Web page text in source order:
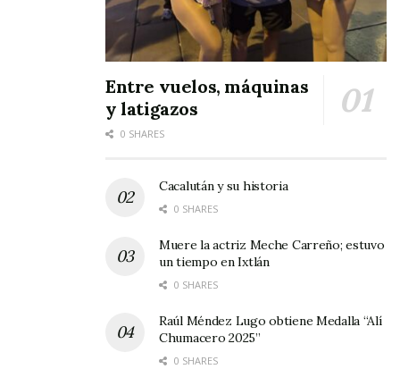
navideño y encendido de luces, este sábado 17,
a partir de las 5:00 de la tarde.
Entre vuelos, máquinas
y latigazos
0 SHARES
Cacalután y su historia
0 SHARES
Muere la actriz Meche Carreño; estuvo
un tiempo en Ixtlán
0 SHARES
Raúl Méndez Lugo obtiene Medalla “Alí
Chumacero 2025”
0 SHARES